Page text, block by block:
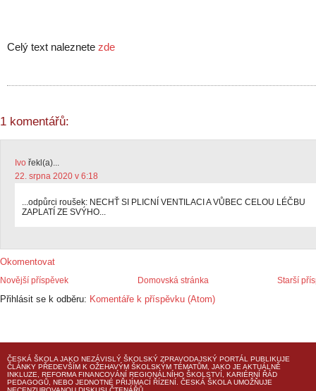
Celý text naleznete zde
1 komentářů:
Ivo řekl(a)...
22. srpna 2020 v 6:18
...odpůrci roušek: NECHŤ SI PLICNÍ VENTILACI A VŮBEC CELOU LÉČBU
ZAPLATÍ ZE SVÝHO...
Okomentovat
Novější příspěvek Starší
Domovská stránka
Přihlásit se k odběru: Komentáře k příspěvku (Atom)
ČESKÁ ŠKOLA JAKO NEZÁVISLÝ ŠKOLSKÝ ZPRAVODAJSKÝ PORTÁL PUBLIKUJE
ČLÁNKY PŘEDEVŠÍM K OŽEHAVÝM ŠKOLSKÝM TÉMATŮM, JAKO JE AKTUÁLNĚ
INKLUZE, REFORMA FINANCOVÁNÍ REGIONÁLNÍHO ŠKOLSTVÍ, KARIÉRNÍ ŘÁD
PEDAGOGŮ, NEBO JEDNOTNÉ PŘIJÍMACÍ ŘÍZENÍ. ČESKÁ ŠKOLA UMOŽŇUJE